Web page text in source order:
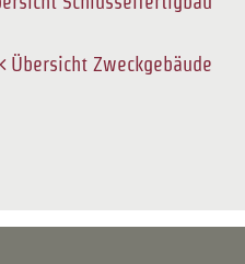
Übersicht Zweckgebäude